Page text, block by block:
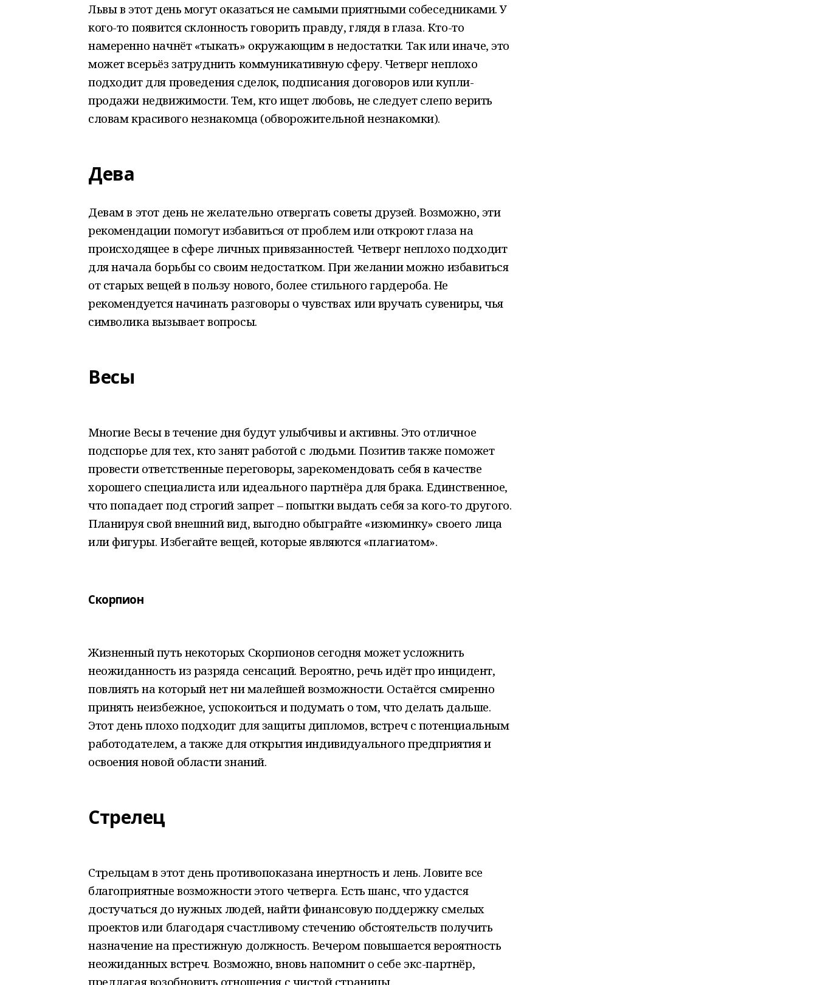
Львы в этот день могут оказаться не самыми приятными собеседниками. У
кого-то появится склонность говорить правду, глядя в глаза. Кто-то
намеренно начнёт «тыкать» окружающим в недостатки. Так или иначе, это
может всерьёз затруднить коммуникативную сферу. Четверг неплохо
подходит для проведения сделок, подписания договоров или купли-
продажи недвижимости. Тем, кто ищет любовь, не следует слепо верить
словам красивого незнакомца (обворожительной незнакомки).
Дева
Девам в этот день не желательно отвергать советы друзей. Возможно, эти
рекомендации помогут избавиться от проблем или откроют глаза на
происходящее в сфере личных привязанностей. Четверг неплохо подходит
для начала борьбы со своим недостатком. При желании можно избавиться
от старых вещей в пользу нового, более стильного гардероба. Не
рекомендуется начинать разговоры о чувствах или вручать сувениры, чья
символика вызывает вопросы.
Весы
Многие Весы в течение дня будут улыбчивы и активны. Это отличное
подспорье для тех, кто занят работой с людьми. Позитив также поможет
провести ответственные переговоры, зарекомендовать себя в качестве
хорошего специалиста или идеального партнёра для брака. Единственное,
что попадает под строгий запрет – попытки выдать себя за кого-то другого.
Планируя свой внешний вид, выгодно обыграйте «изюминку» своего лица
или фигуры. Избегайте вещей, которые являются «плагиатом».
Скорпион
Жизненный путь некоторых Скорпионов сегодня может усложнить
неожиданность из разряда сенсаций. Вероятно, речь идёт про инцидент,
повлиять на который нет ни малейшей возможности. Остаётся смиренно
принять неизбежное, успокоиться и подумать о том, что делать дальше.
Этот день плохо подходит для защиты дипломов, встреч с потенциальным
работодателем, а также для открытия индивидуального предприятия и
освоения новой области знаний.
Стрелец
Стрельцам в этот день противопоказана инертность и лень. Ловите все
благоприятные возможности этого четверга. Есть шанс, что удастся
достучаться до нужных людей, найти финансовую поддержку смелых
проектов или благодаря счастливому стечению обстоятельств получить
назначение на престижную должность. Вечером повышается вероятность
неожиданных встреч. Возможно, вновь напомнит о себе экс-партнёр,
предлагая возобновить отношения с чистой страницы.